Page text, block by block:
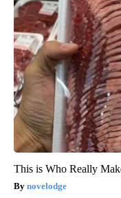
This is Who Really
novelodge